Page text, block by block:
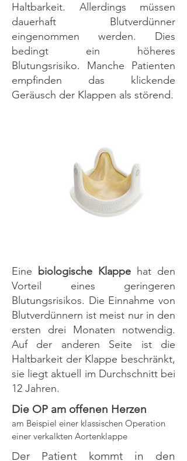
Haltbarkeit. Allerdings müssen
dauerhaft Blutverdünner
eingenommen werden. Dies
bedingt ein höheres
Blutungsrisiko. Manche Patienten
empfinden das klickende
Geräusch der Klappen als störend.
Eine biologische Klappe hat den
Vorteil eines geringeren
Blutungsrisikos. Die Einnahme von
Blutverdünnern ist meist nur in den
ersten drei Monaten notwendig.
Auf der anderen Seite ist die
Haltbarkeit der Klappe beschränkt,
sie liegt aktuell im Durchschnitt bei
12 Jahren.
Die OP am offenen Herzen
am Beispiel einer klassischen Operation
einer verkalkten Aortenklappe
Der Patient kommt in den